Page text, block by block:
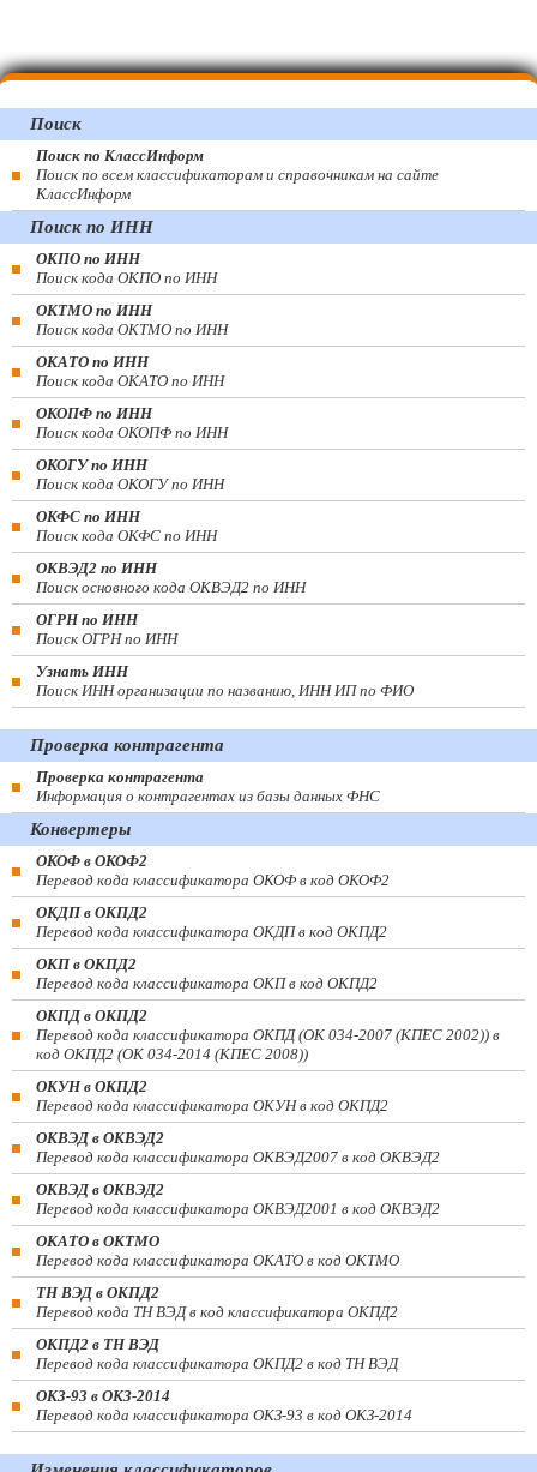
Поиск
Поиск по КлассИнформ
Поиск по всем классификаторам и справочникам на сайте
КлассИнформ
Поиск по ИНН
ОКПО по ИНН
Поиск кода ОКПО по ИНН
ОКТМО по ИНН
Поиск кода ОКТМО по ИНН
ОКАТО по ИНН
Поиск кода ОКАТО по ИНН
ОКОПФ по ИНН
Поиск кода ОКОПФ по ИНН
ОКОГУ по ИНН
Поиск кода ОКОГУ по ИНН
ОКФС по ИНН
Поиск кода ОКФС по ИНН
ОКВЭД2 по ИНН
Поиск основного кода ОКВЭД2 по ИНН
ОГРН по ИНН
Поиск ОГРН по ИНН
Узнать ИНН
Поиск ИНН организации по названию, ИНН ИП по ФИО
Проверка контрагента
Проверка контрагента
Информация о контрагентах из базы данных ФНС
Конвертеры
ОКОФ в ОКОФ2
Перевод кода классификатора ОКОФ в код ОКОФ2
ОКДП в ОКПД2
Перевод кода классификатора ОКДП в код ОКПД2
ОКП в ОКПД2
Перевод кода классификатора ОКП в код ОКПД2
ОКПД в ОКПД2
Перевод кода классификатора ОКПД (ОК 034-2007 (КПЕС 2002)) в
код ОКПД2 (ОК 034-2014 (КПЕС 2008))
ОКУН в ОКПД2
Перевод кода классификатора ОКУН в код ОКПД2
ОКВЭД в ОКВЭД2
Перевод кода классификатора ОКВЭД2007 в код ОКВЭД2
ОКВЭД в ОКВЭД2
Перевод кода классификатора ОКВЭД2001 в код ОКВЭД2
ОКАТО в ОКТМО
Перевод кода классификатора ОКАТО в код ОКТМО
ТН ВЭД в ОКПД2
Перевод кода ТН ВЭД в код классификатора ОКПД2
ОКПД2 в ТН ВЭД
Перевод кода классификатора ОКПД2 в код ТН ВЭД
ОКЗ-93 в ОКЗ-2014
Перевод кода классификатора ОКЗ-93 в код ОКЗ-2014